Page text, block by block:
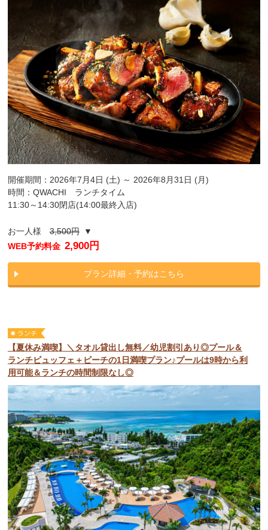
開催期間：2026年7月4日 (土) ～ 2026年8月31日 (月)
時間：QWACHI ランチタイム
11:30～14:30閉店(14:00最終入店)
お一人様3,500円▼
WEB予約料金 2,900円
プラン詳細・予約はこちら
【夏休み満喫】＼タオル貸出し無料／幼児割引あり◎プール＆
ランチビュッフェ＋ビーチの1日満喫プラン♪プールは9時から利
用可能＆ランチの時間制限なし◎